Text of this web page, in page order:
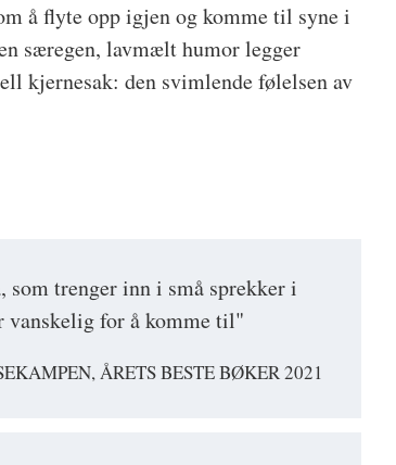
trenger inn i små sprekker i
vanskelig for å komme til"
ÅRETS BESTE BØKER 2021
å flyte opp igjen og komme til syne i
særegen, lavmælt humor legger
kjernesak: den svimlende følelsen av